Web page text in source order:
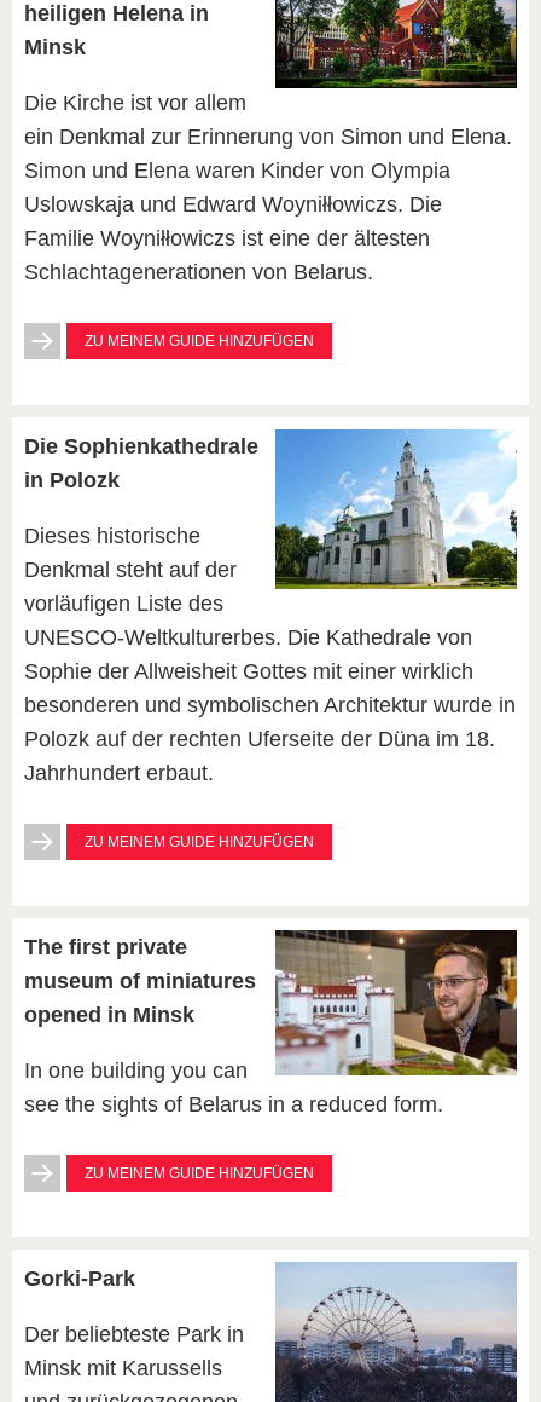
heiligen Helena in
Minsk
Die Kirche ist vor allem
ein Denkmal zur Erinnerung von Simon und Elena.
Simon und Elena waren Kinder von Olympia
Uslowskaja und Edward Woyniłłowiczs. Die
Familie Woyniłłowiczs ist eine der ältesten
Schlachtagenerationen von Belarus.
ZU MEINEM GUIDE HINZUFÜGEN
Die Sophienkathedrale
in Polozk
Dieses historische
Denkmal steht auf der
vorläufigen Liste des
UNESCO-Weltkulturerbes. Die Kathedrale von
Sophie der Allweisheit Gottes mit einer wirklich
besonderen und symbolischen Architektur wurde in
Polozk auf der rechten Uferseite der Düna im 18.
Jahrhundert erbaut.
ZU MEINEM GUIDE HINZUFÜGEN
The first private
museum of miniatures
opened in Minsk
In one building you can
see the sights of Belarus in a reduced form.
ZU MEINEM GUIDE HINZUFÜGEN
Gorki-Park
Der beliebteste Park in
Minsk mit Karussells